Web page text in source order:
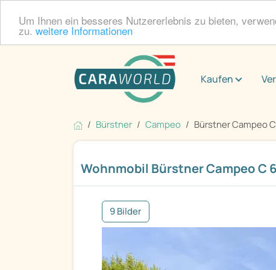
Um Ihnen ein besseres Nutzererlebnis zu bieten,
zu. weitere Informationen
Kaufen
Bürstner Campeo Bürstner Campeo
Wohnmobil Bürstner Campeo C
9 Bilder